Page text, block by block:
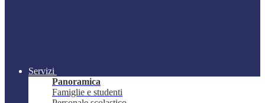
Servizi
Panoramica
Famiglie e studenti